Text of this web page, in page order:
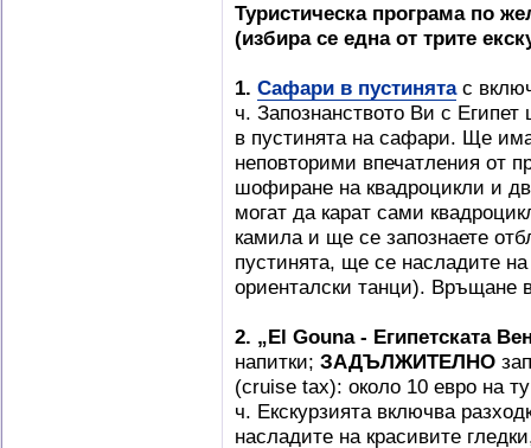
Туристическа програма по
(избира се една от трите
1. Сафари в пустинята с
ч. Запознанството Ви с
в пустинята на сафари. Ще
неповторими впечатления от
шофиране на квадроцикли и
могат да карат сами
камила и ще се запознаете
пустинята, ще се насладите
ориенталски танци). Връщане
2. „El Gouna - Египетската
напитки; ЗАДЪЛЖИТЕЛНО
(cruise tax): около 10 евро на
ч. Екскурзията включва
насладите на красивите